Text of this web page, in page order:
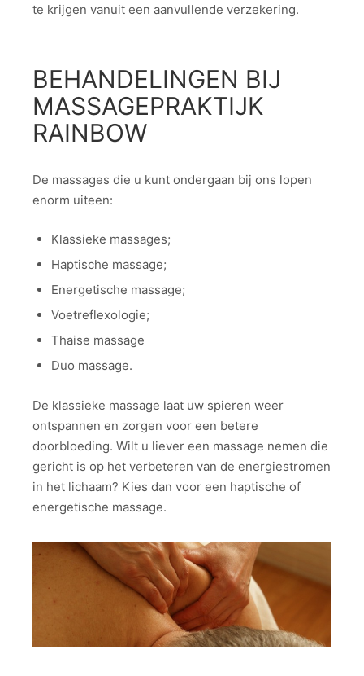
te krijgen vanuit een aanvullende verzekering.
BEHANDELINGEN BIJ
MASSAGEPRAKTIJK
RAINBOW
De massages die u kunt ondergaan bij ons lopen
enorm uiteen:
Klassieke massages;
Haptische massage;
Energetische massage;
Voetreflexologie;
Thaise massage
Duo massage.
De klassieke massage laat uw spieren weer
ontspannen en zorgen voor een betere
doorbloeding. Wilt u liever een massage nemen die
gericht is op het verbeteren van de energiestromen
in het lichaam? Kies dan voor een haptische of
energetische massage.